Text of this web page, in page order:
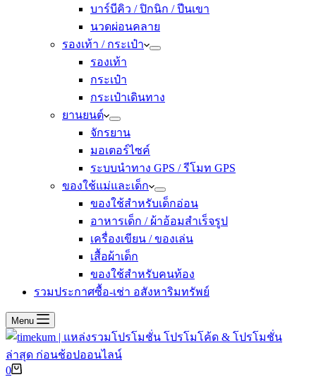
บาร์บีคิว / ปิกนิก / ปีนเขา
นวดผ่อนคลาย
รองเท้า / กระเป๋า
รองเท้า
กระเป๋า
กระเป๋าเดินทาง
ยานยนต์
จักรยาน
มอเตอร์ไซค์
ระบบนำทาง GPS / รีโมท GPS
ของใช้แม่และเด็ก
ของใช้สำหรับเด็กอ่อน
อาหารเด็ก / ผ้าอ้อมสำเร็จรูป
เครื่องเขียน / ของเล่น
เสื้อผ้าเด็ก
ของใช้สำหรับคนท้อง
รวมประกาศซื้อ-เช่า อสังหาริมทรัพย์
Menu
Shopping
0